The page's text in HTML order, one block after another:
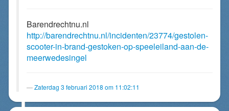
Barendrechtnu.nl
http://barendrechtnu.nl/incidenten/23774/gestolen-
scooter-in-brand-gestoken-op-speeleiland-aan-de-
meerwedesingel
Zaterdag 3 februari 2018 om 11:02:11